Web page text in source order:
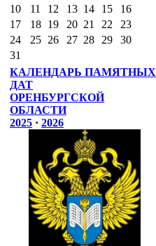
10
11 12 13 14 15
16
17
18 19 20 21 22
23
24
25 26 27 28 29
30
31
КАЛЕНДАРЬ ПАМЯТНЫХ
ДАТ
ОРЕНБУРГСКОЙ
ОБЛАСТИ
2025 · 2026